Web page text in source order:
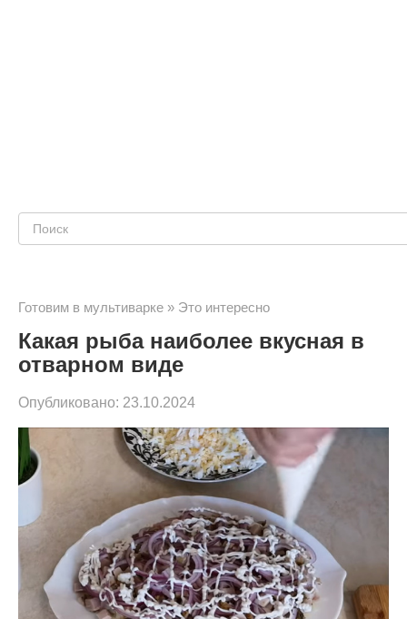
Поиск:
Готовим в мультиварке » Это интересно
Какая рыба наиболее вкусная в
отварном виде
Опубликовано: 23.10.2024